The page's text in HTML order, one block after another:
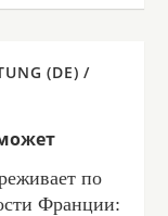
(DE) /
по
Франции: